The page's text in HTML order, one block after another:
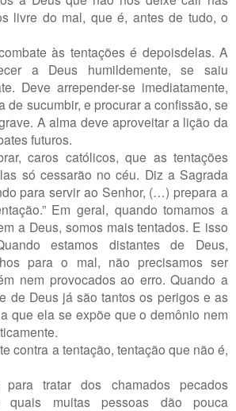
livre do mal, que é, antes de tudo, o
às tentações é depoisdelas. A
a Deus humildemente, se saiu
Deve arrepender-se imediatamente,
de sucumbir, e procurar a confissão, se
A alma deve aproveitar a lição da
futuros.
caros católicos, que as tentações
só cessarão no céu. Diz a Sagrada
para servir ao Senhor, (…) prepara a
Em geral, quando tomamos a
a Deus, somos mais tentados. E isso
estamos distantes de Deus,
para o mal, não precisamos ser
nem provocados ao erro. Quando a
de Deus já são tantos os perigos e as
que ela se expõe que o demônio nem
contra a tentação, tentação que não é,
para tratar dos chamados pecados
quais muitas pessoas dão pouca